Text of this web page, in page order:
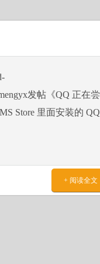
发帖《QQ 正在尝
Store 里面安装的 QQ
+ 阅读全文